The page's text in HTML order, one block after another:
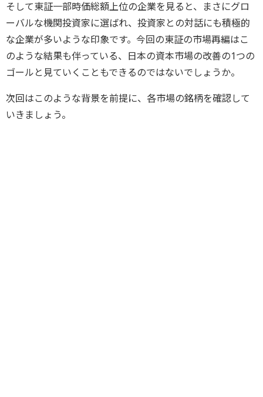
そして東証一部時価総額上位の企業を見ると、まさにグロ
ーバルな機関投資家に選ばれ、投資家との対話にも積極的
な企業が多いような印象です。今回の東証の市場再編はこ
のような結果も伴っている、日本の資本市場の改善の1つの
ゴールと見ていくこともできるのではないでしょうか。
次回はこのような背景を前提に、各市場の銘柄を確認して
いきましょう。